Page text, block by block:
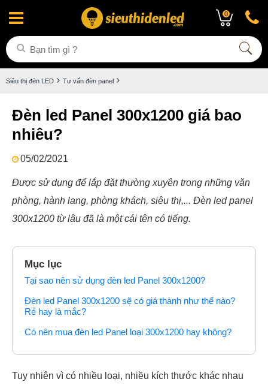
0
Siêu thị đèn LED Tư vấn đèn panel
Đèn led Panel 300x1200 giá bao
nhiêu?
05/02/2021
Được sử dụng để lắp đặt thường xuyên trong những văn
phòng, hành lang, phòng khách, siêu thị,... Đèn led panel
300x1200 từ lâu đã là một cái tên có tiếng.
Mục lục
Tại sao nên sử dụng đèn led Panel 300x1200?
Đèn led Panel 300x1200 sẽ có giá thành như thế nào?
Rẻ hay là mắc?
Có nên mua đèn led Panel loại 300x1200 hay không?
Tuy nhiên vì có nhiều loại, nhiều kích thước khác nhau